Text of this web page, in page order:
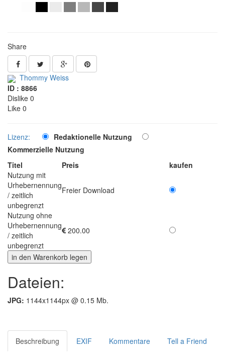
Share
Thommy Weiss
ID : 8866
Dislike 0
Like 0
Lizenz:
Redaktionelle Nutzung
Kommerzielle Nutzung
Titel
Preis
kaufen
Nutzung mit
Urhebernennung
/ zeitlich
unbegrenzt
Freier Download
Nutzung ohne
Urhebernennung
/ zeitlich
unbegrenzt
200.00
Dateien:
JPG: 1144x1144px @ 0.15 Mb.
Beschreibung EXIF Kommentare Tell a Friend